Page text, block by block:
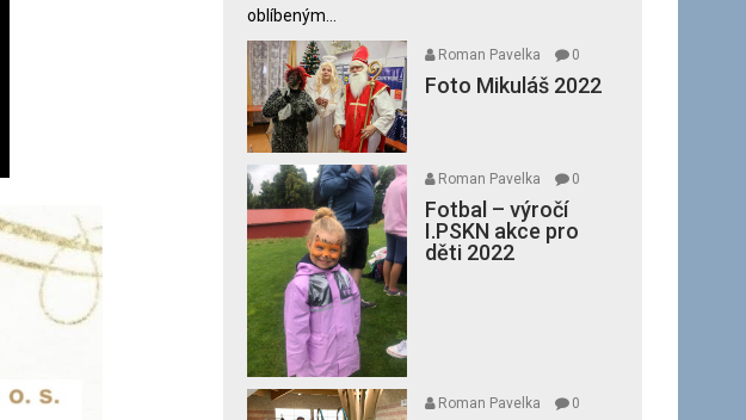
oblíbeným...
Roman Pavelka 0
Foto Mikuláš 2022
Roman Pavelka 0
Fotbal – výročí
I.PSKN akce pro
děti 2022
Roman Pavelka 0